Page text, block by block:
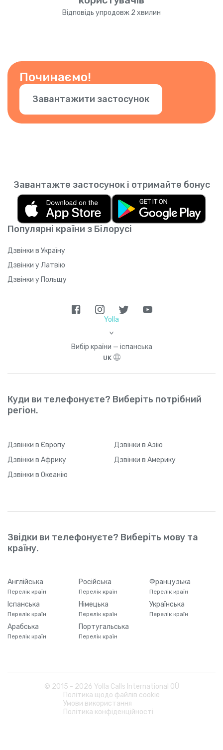
Відповідь упродовж 2 хвилин
Починаємо!
Завантажити застосунок
Популярні країни з Білорусі
Дзвінки в Україну
Дзвінки у Латвію
Дзвінки у Польщу
Завантажте застосунок і отримайте бонус
Yolla
>
Вибір країни — іспанська
UK
Куди ви телефонуєте? Виберіть потрібний
регіон.
Дзвінки в Європу Дзвінки в Азію
Дзвінки в Африку Дзвінки в Америку
Дзвінки в Океанію
Звідки ви телефонуєте? Виберіть мову та
країну.
Англійська
Перелік країн
Російська
Перелік країн
Французька
Перелік країн
Іспанська
Перелік країн
Німецька
Перелік країн
Українська
Перелік країн
Арабська
Перелік країн
Португальська
Перелік країн
© 2015 - 2026 Yolla Calls International OÜ
Політика щодо файлів cookie
Умови використання
Політика конфіденційності